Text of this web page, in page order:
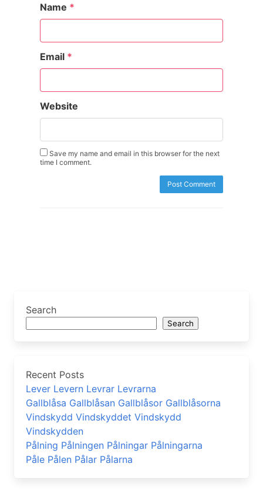
Name *
Email *
Website
Save my name and email in this browser for the next
time I comment.
Search
Search
Recent Posts
Lever Levern Levrar Levrarna
Gallblåsa Gallblåsan Gallblåsor Gallblåsorna
Vindskydd Vindskyddet Vindskydd
Vindskydden
Pålning Pålningen Pålningar Pålningarna
Påle Pålen Pålar Pålarna